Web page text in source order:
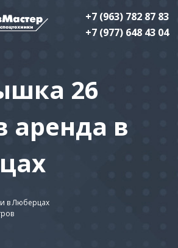
+7 (963) 782 87 83
+7 (977) 648 43 04
26
аренда в
в Люберцах